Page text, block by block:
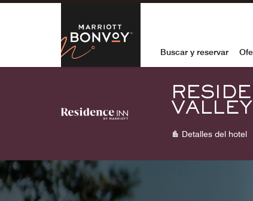
Skip to Content
MarriottBuscar y reservar
VALLEY
Detalles del hotel